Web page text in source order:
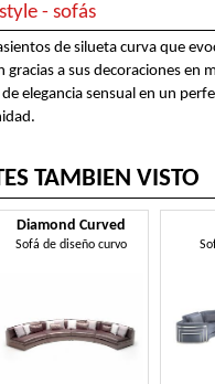
- sofás
de silueta curva que
gracias a sus decoraciones en
elegancia sensual en un
TAMBIEN VISTO
Diamond Curved
Sofá de diseño curvo